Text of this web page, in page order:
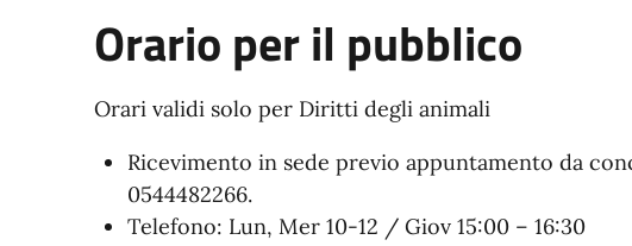
Orario per il pubblico
Orari validi solo per Diritti degli animali
Ricevimento in sede previo appuntamento da
0544482266.
Telefono: Lun, Mer10-12 / Giov 15:00 – 16:30